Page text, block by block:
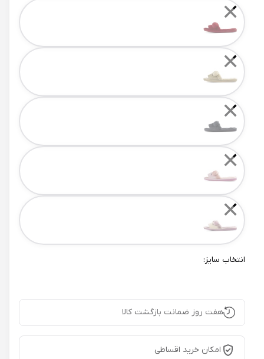
✕
✕
✕
✕
✕
انتخاب سایز:
هفت روز ضمانت بازگشت کالا
امکان خرید اقساطی